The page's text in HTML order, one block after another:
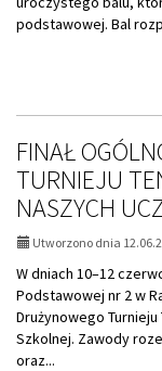
podstawowej. Bal
FINAŁ
TURNIEJU
NASZYCH
Utworzono dnia
W dniach 10–12
Podstawowej nr 2 w
Drużynowego
Szkolnej. Zawody
oraz...